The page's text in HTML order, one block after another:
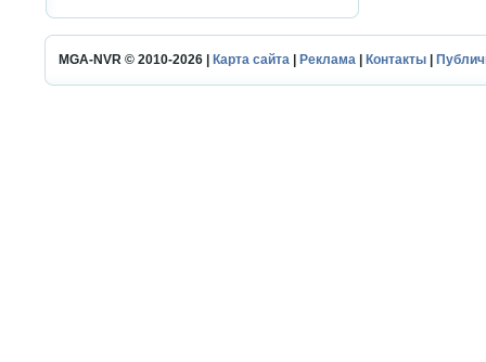
MGA-NVR © 2010-2026 | Карта сайта Реклама Контакты